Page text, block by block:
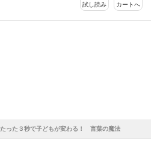
試し読み カートへ
たった３秒で子どもが変わる！ 言葉の魔法